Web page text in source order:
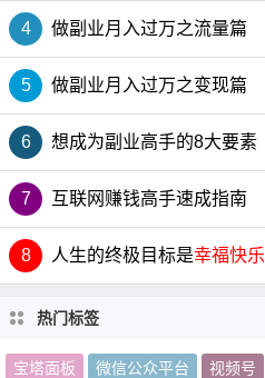
4 做副业月入过万之流量篇
5 做副业月入过万之变现篇
6 想成为副业高手的8大要素
7 互联网赚钱高手速成指南
8 人生的终极目标是幸福快乐
热门标签
宝塔面板 微信公众平台 视频号